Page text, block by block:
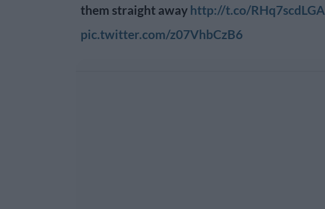
them straight away http://t.co/RHq7scdLGA
pic.twitter.com/z07VhbCzB6